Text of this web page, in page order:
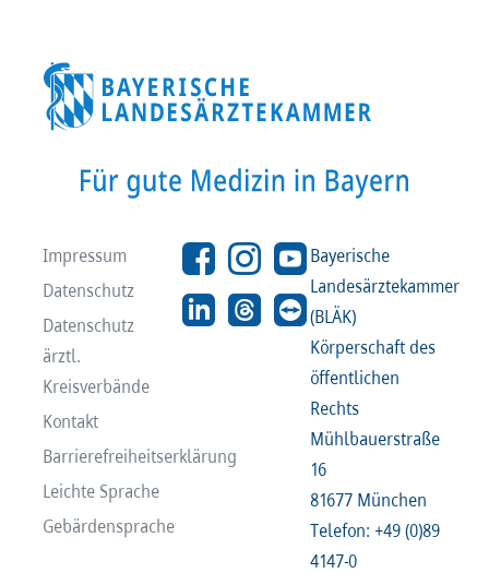
Impressum
Datenschutz
Datenschutz
ärztl.
Kreisverbände
Kontakt
Barrierefreiheitserklärung
Leichte Sprache
Gebärdensprache
Bayerische
Landesärztekammer
(BLÄK)
Körperschaft des
öffentlichen
Rechts
Mühlbauerstraße
16
81677 München
Telefon: +49 (0)89
4147-0